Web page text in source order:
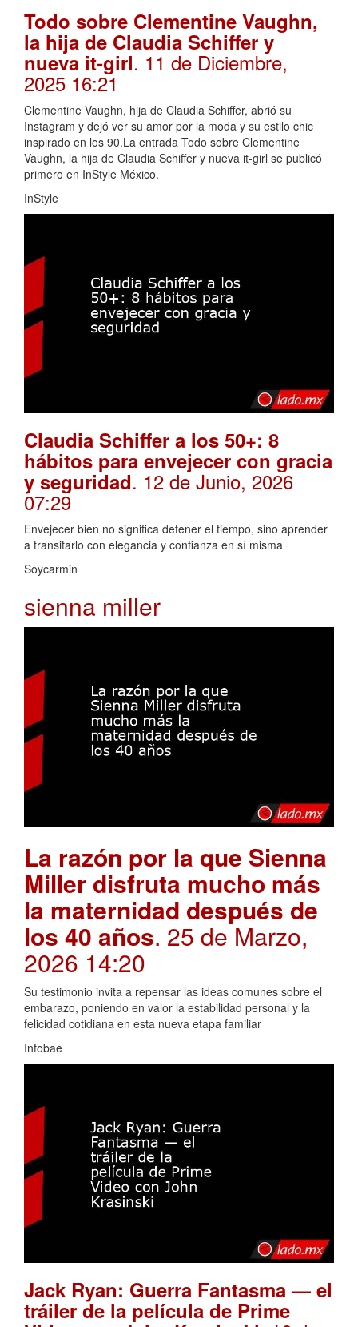
Todo sobre Clementine Vaughn,
la hija de Claudia Schiffer y
nueva it-girl. 11 de Diciembre,
2025 16:21
Clementine Vaughn, hija de Claudia Schiffer, abrió su
Instagram y dejó ver su amor por la moda y su estilo chic
inspirado en los 90.La entrada Todo sobre Clementine
Vaughn, la hija de Claudia Schiffer y nueva it-girl se publicó
primero en InStyle México.
InStyle
Claudia Schiffer a los 50+: 8
hábitos para envejecer con gracia
y seguridad. 12 de Junio, 2026
07:29
Envejecer bien no significa detener el tiempo, sino aprender
a transitarlo con elegancia y confianza en sí misma
Soycarmin
sienna miller
La razón por la que Sienna
Miller disfruta mucho más
la maternidad después de
los 40 años. 25 de Marzo,
2026 14:20
Su testimonio invita a repensar las ideas comunes sobre el
embarazo, poniendo en valor la estabilidad personal y la
felicidad cotidiana en esta nueva etapa familiar
Infobae
Jack Ryan: Guerra Fantasma — el
tráiler de la película de Prime